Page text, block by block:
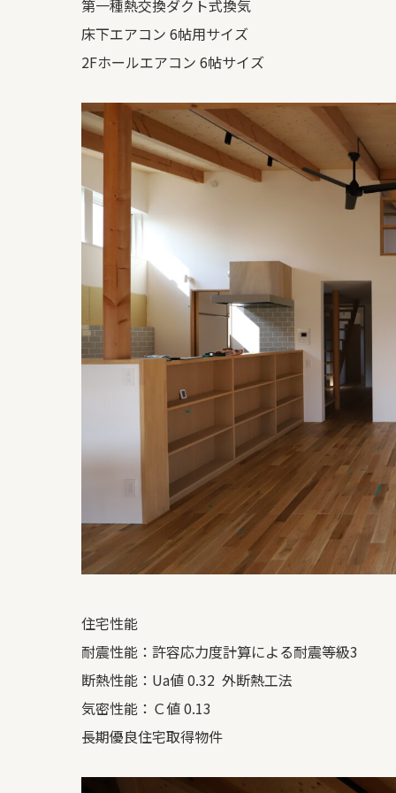
第一種熱交換ダクト式換気
床下エアコン 6帖用サイズ
2Fホールエアコン 6帖サイズ
住宅性能
耐震性能：許容応力度計算による耐震等級3
断熱性能：Ua値 0.32 外断熱工法
気密性能：Ｃ値 0.13
長期優良住宅取得物件